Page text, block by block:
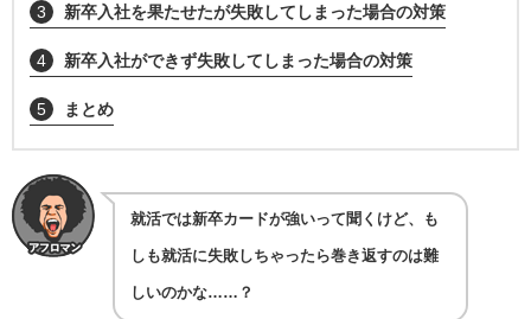
3 新卒入社を果たせたが失敗してしまった場合の対策
4 新卒入社ができず失敗してしまった場合の対策
5 まとめ
就活では新卒カードが強いって聞くけど、も
しも就活に失敗しちゃったら巻き返すのは難
しいのかな……？